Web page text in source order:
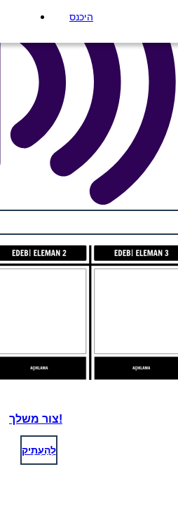
היכנס
צור משלך!
לְהַעְתִיק